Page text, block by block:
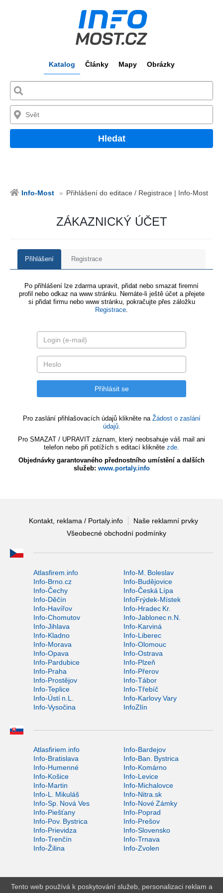
Katalog Články Mapy Obrázky
Hledat
Info-Most Přihlášení do editace / Registrace | Info-Most
ZÁKAZNICKÝ ÚČET
Přihlášení Registrace
Po přihlášení lze zdarma upravit, přidat nebo smazat firemní
profil nebo odkaz na www stránku. Nemáte-li ještě účet a přejete
si přidat firmu nebo www stránku, pokračujte přes záložku
Registrace.
Pro zaslání přihlašovacích údajů klikněte na Žádost o zaslání
údajů.
Pro SMAZAT / UPRAVIT záznam, který neobsahuje váš mail ani
telefon nebo při potížích s editací klikněte zde.
Objednávky garantovaného přednostního umístění a dalších
služeb: www.portaly.info
Kontakt, reklama / Portaly.info
Naše reklamní prvky
Všeobecné obchodní podmínky
Atlasfirem.info
Info-M. Boleslav
Info-Brno.cz
Info-Budějovice
Info-Čechy
Info-Česká Lípa
Info-Děčín
InfoFrýdek-Místek
Info-Havířov
Info-Hradec Kr.
Info-Chomutov
Info-Jablonec n.N.
Info-Jihlava
Info-Karviná
Info-Kladno
Info-Liberec
Info-Morava
Info-Olomouc
Info-Opava
Info-Ostrava
Info-Pardubice
Info-Plzeň
Info-Praha
Info-Přerov
Info-Prostějov
Info-Tábor
Info-Teplice
Info-Třebíč
Info-Ústí n.L.
Info-Karlovy Vary
Info-Vysočina
InfoZlín
Atlasfiriem.info
Info-Bardejov
Info-Bratislava
Info-Ban. Bystrica
Info-Humenné
Info-Komárno
Info-Košice
Info-Levice
Info-Martin
Info-Michalovce
Info-L. Mikuláš
Info-Nitra.sk
Info-Sp. Nová Ves
Info-Nové Zámky
Info-Piešťany
Info-Poprad
Info-Pov. Bystrica
Info-Prešov
Info-Prievidza
Info-Slovensko
Info-Trenčín
Info-Trnava
Info-Žilina
Info-Zvolen
Tento web používá k poskytování služeb, personalizaci reklam a